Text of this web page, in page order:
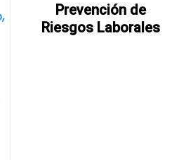
Prevención de
Riesgos Laborales